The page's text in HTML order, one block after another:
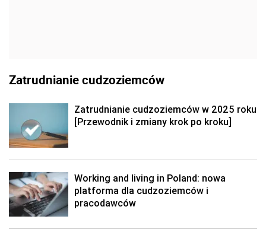
Zatrudnianie cudzoziemców
Zatrudnianie cudzoziemców w 2025 roku
[Przewodnik i zmiany krok po kroku]
Working and living in Poland: nowa
platforma dla cudzoziemców i
pracodawców